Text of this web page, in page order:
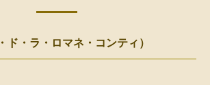
ド・ラ・ロマネ・コンティ）